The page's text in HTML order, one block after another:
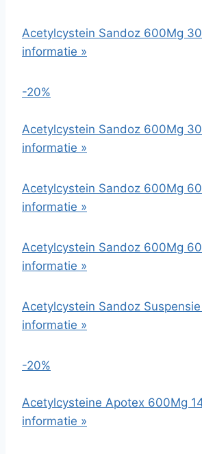
Acetylcystein Sandoz 600Mg
informatie »
-20%
Acetylcystein Sandoz 600Mg
informatie »
Acetylcystein Sandoz 600Mg
informatie »
Acetylcystein Sandoz 600Mg
informatie »
Acetylcystein Sandoz
informatie »
-20%
Acetylcysteine Apotex 600Mg
informatie »